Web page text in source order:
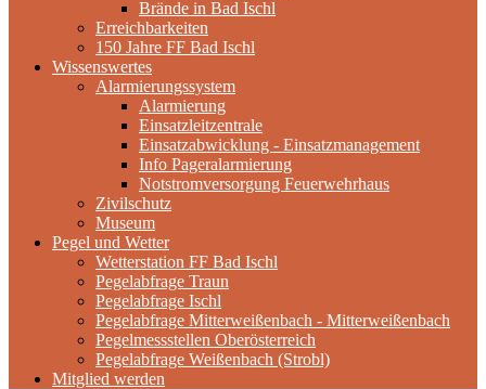
Brände in Bad Ischl
Erreichbarkeiten
150 Jahre FF Bad Ischl
Wissenswertes
Alarmierungssystem
Alarmierung
Einsatzleitzentrale
Einsatzabwicklung - Einsatzmanagement
Info Pageralarmierung
Notstromversorgung Feuerwehrhaus
Zivilschutz
Museum
Pegel und Wetter
Wetterstation FF Bad Ischl
Pegelabfrage Traun
Pegelabfrage Ischl
Pegelabfrage Mitterweißenbach - Mitterweißenbach
Pegelmessstellen Oberösterreich
Pegelabfrage Weißenbach (Strobl)
Mitglied werden